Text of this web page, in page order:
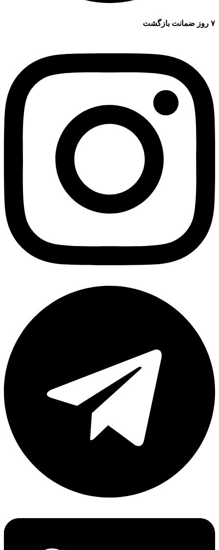
۷ روز ضمانت بازگشت